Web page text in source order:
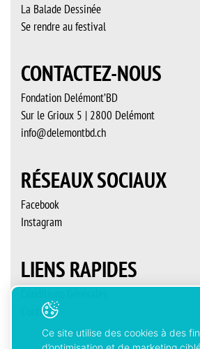
La Balade Dessinée
Se rendre au festival
CONTACTEZ-NOUS
Fondation Delémont’BD
Sur le Grioux 5 | 2800 Delémont
info@delemontbd.ch
RÉSEAUX SOCIAUX
Facebook
Instagram
LIENS RAPIDES
Contact
Ce site utilise des cookies à des